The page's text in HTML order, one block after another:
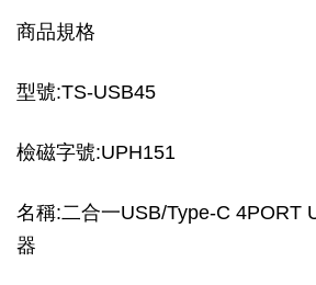
商品規格
型號:TS-USB45
檢磁字號:UPH151
名稱:二合一USB/Type-C 4PORT
器